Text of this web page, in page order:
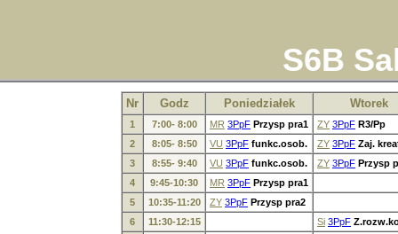
S6B
Nr Godz Poniedziałek Wtorek
1 7:00- 8:00 MR 3PpF Przysp pra1 ZY 3PpF R3/Pp
2
8:05- 8:50 VU 3PpF funkc.osob. ZY 3PpF Zaj.
3
8:55- 9:40 VU 3PpF funkc.osob. ZY 3PpF Przysp
4
9:45-10:30 MR 3PpF Przysp pra1
5
10:35-11:20 ZY 3PpF Przysp pra2
6
11:30-12:15 Si 3PpF